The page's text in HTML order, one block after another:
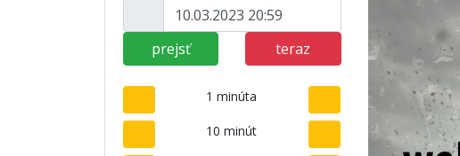
prejsť teraz
1 minúta
10 minút